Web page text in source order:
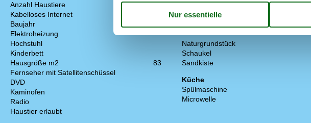
Anzahl Haustiere
2
Kabelloses Internet
Baujahr
Elektroheizung
Hochstuhl
Kinderbett
Hausgröße m2
83
Fernseher mit Satellitenschüssel
DVD
Kaminofen
Radio
Haustier erlaubt
Grundstücksgröße m2
Steinhaus
Entfernung Lebensmittelgeschäft (Meter)
Naturgrundstück
Schaukel
Sandkiste
Küche
Spülmaschine
Microwelle